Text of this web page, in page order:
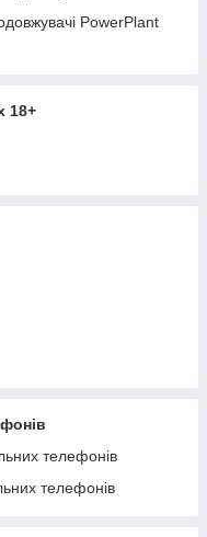
PowerPlant
18+
література, хобі
телефонів
телефонів